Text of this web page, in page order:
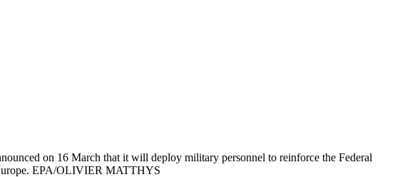
on 16 March that it will deploy military personnel to reinforce the Federal
EPA/OLIVIER MATTHYS